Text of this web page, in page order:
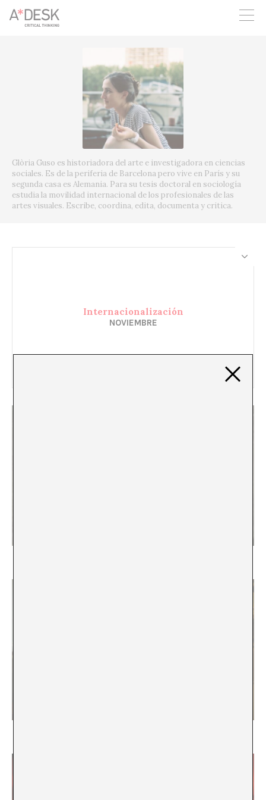
crees también en A*DESK seguimos necesitándote para poder
seguir adelante. Ahora puedes participar del proyecto y
apoyarlo.
Glòria Guso es historiadora del arte e investigadora en ciencias
sociales. Es de la periferia de Barcelona pero vive en París y su
segunda casa es Alemania. Para su tesis doctoral en sociología
estudia la movilidad internacional de los profesionales de las
artes visuales. Escribe, coordina, edita, documenta y critica.
Internacionalización
NOVIEMBRE